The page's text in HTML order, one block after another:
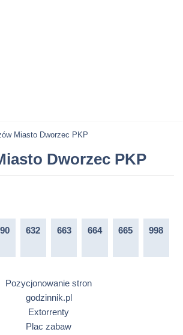
Miasto Dworzec PKP
Dworzec PKP
632 663 664 665 998
Pozycjonowanie stron
godzinnik.pl
Extorrenty
Plac zabaw